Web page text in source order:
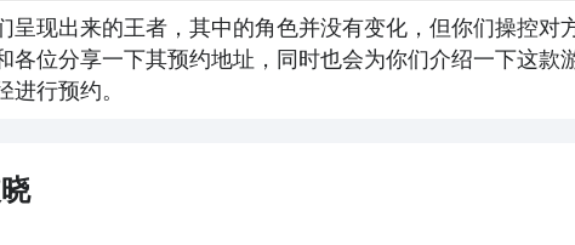
呈现出来的王者，其中的角色并没有变化，但你们操控
各位分享一下其预约地址，同时也会为你们介绍一下这
进行预约。